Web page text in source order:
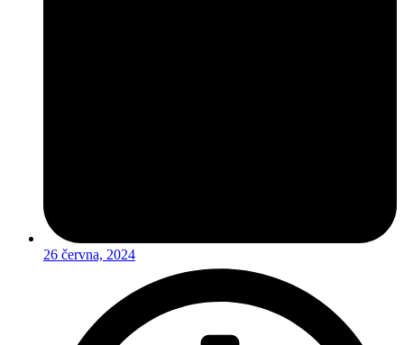
26 června, 2024